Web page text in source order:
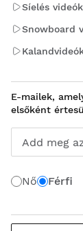
Síelés videók
Snowboard
E-mailek,
elsőként
Add meg
Nő Férfi